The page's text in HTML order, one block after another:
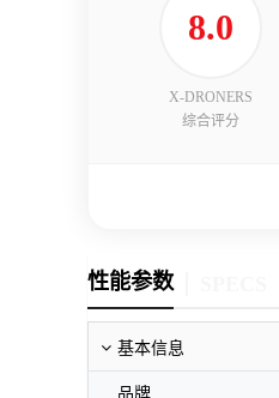
8.0
X-DRONERS
综合评分
性能参数
基本信息
品牌